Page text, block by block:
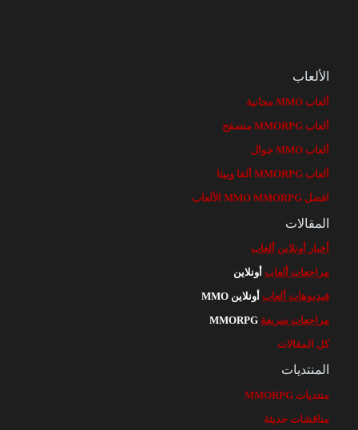
الألعاب
ألعاب MMO مجانية
ألعاب MMORPG متصفح
ألعاب MMO جوال
ألعاب MMORPG ألفا وبيتا
افضل MMO MMORPG الألعاب
المقالات
أخبار أونلاين ألعاب
مراجعات ألعاب أونلاين
فيديوهات ألعاب أونلاين MMO
مراجعات سريعة
كل المقالات
المنتديات
منتديات MMORPG
مناقشات حديثة